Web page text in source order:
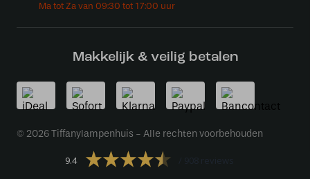
Makkelijk & veilig betalen
© 2026 Tiffanylampenhuis - Alle rechten voorbehouden
9.4